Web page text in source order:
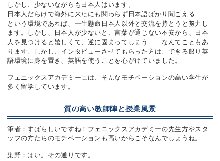
しかし、少ないながらも日本人はいます。
日本人だらけで海外に来たにも関わらず日本語ばかり聞こえる……
という環境であれば、一生懸命日本人以外と交流を持とうと努力し
ます。しかし、日本人が少ないと、言葉が通じない不安から、日本
人を見つけると嬉しくて、逆に固まってしまう……なんてこともあ
ります。しかし、インタビューさせてもらった方は、できる限り英
語環境に身を置き、英語を使うことを心がけていました。
フェニックスアカデミーには、そんなモチベーションの高い学生が
多く留学しています。
質の高い教師陣と授業風景
筆者：すばらしいですね！フェニックスアカデミーの先生方やスタ
ッフの方たちのモチベーションも高いからこそなんでしょうね。
染野：はい。その通りです。